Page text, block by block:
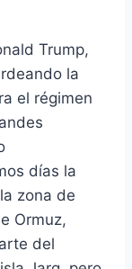
Trump,
la
el régimen
días la
zona de
Ormuz,
del